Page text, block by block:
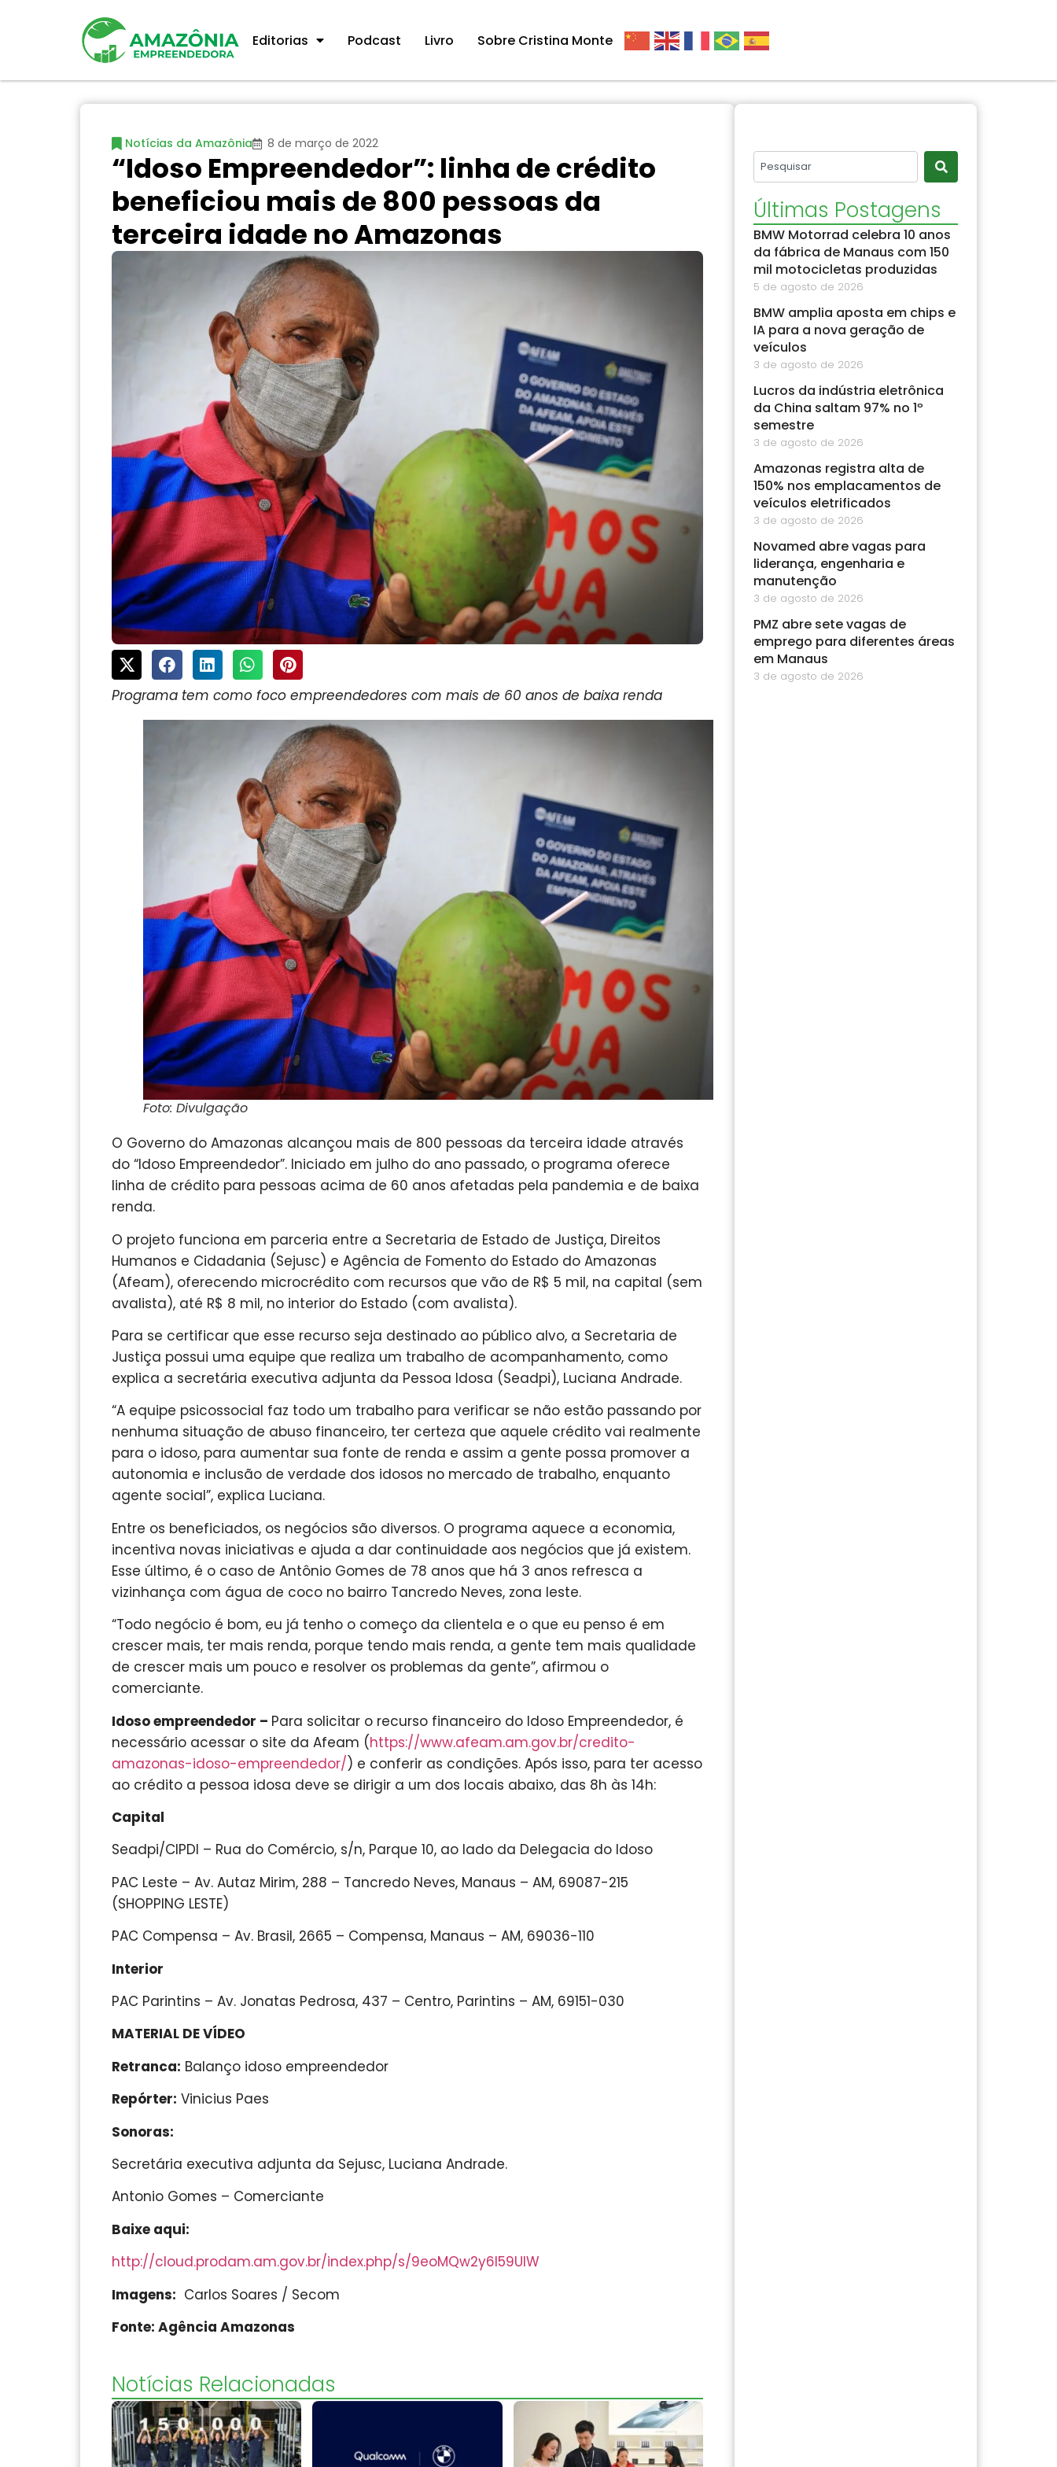
Editorias Podcast Livro Sobre Cristina Monte
Notícias da Amazônia 8 de março de 2022
“Idoso Empreendedor”: linha de crédito
beneficiou mais de 800 pessoas da
terceira idade no Amazonas
Programa tem como foco empreendedores com mais de 60 anos de baixa renda
Foto: Divulgação
O Governo do Amazonas alcançou mais de 800 pessoas da terceira idade através
do “Idoso Empreendedor”. Iniciado em julho do ano passado, o programa oferece
linha de crédito para pessoas acima de 60 anos afetadas pela pandemia e de baixa
renda.
O projeto funciona em parceria entre a Secretaria de Estado de Justiça, Direitos
Humanos e Cidadania (Sejusc) e Agência de Fomento do Estado do Amazonas
(Afeam), oferecendo microcrédito com recursos que vão de R$ 5 mil, na capital (sem
avalista), até R$ 8 mil, no interior do Estado (com avalista).
Para se certificar que esse recurso seja destinado ao público alvo, a Secretaria de
Justiça possui uma equipe que realiza um trabalho de acompanhamento, como
explica a secretária executiva adjunta da Pessoa Idosa (Seadpi), Luciana Andrade.
“A equipe psicossocial faz todo um trabalho para verificar se não estão passando por
nenhuma situação de abuso financeiro, ter certeza que aquele crédito vai realmente
para o idoso, para aumentar sua fonte de renda e assim a gente possa promover a
autonomia e inclusão de verdade dos idosos no mercado de trabalho, enquanto
agente social”, explica Luciana.
Entre os beneficiados, os negócios são diversos. O programa aquece a economia,
incentiva novas iniciativas e ajuda a dar continuidade aos negócios que já existem.
Esse último, é o caso de Antônio Gomes de 78 anos que há 3 anos refresca a
vizinhança com água de coco no bairro Tancredo Neves, zona leste.
“Todo negócio é bom, eu já tenho o começo da clientela e o que eu penso é em
crescer mais, ter mais renda, porque tendo mais renda, a gente tem mais qualidade
de crescer mais um pouco e resolver os problemas da gente”, afirmou o
comerciante.
Idoso empreendedor – Para solicitar o recurso financeiro do Idoso Empreendedor, é
necessário acessar o site da Afeam (https://www.afeam.am.gov.br/credito-
amazonas-idoso-empreendedor/) e conferir as condições. Após isso, para ter acesso
ao crédito a pessoa idosa deve se dirigir a um dos locais abaixo, das 8h às 14h:
Capital
Seadpi/CIPDI – Rua do Comércio, s/n, Parque 10, ao lado da Delegacia do Idoso
PAC Leste – Av. Autaz Mirim, 288 – Tancredo Neves, Manaus – AM, 69087-215
(SHOPPING LESTE)
PAC Compensa – Av. Brasil, 2665 – Compensa, Manaus – AM, 69036-110
Interior
PAC Parintins – Av. Jonatas Pedrosa, 437 – Centro, Parintins – AM, 69151-030
MATERIAL DE VÍDEO
Retranca: Balanço idoso empreendedor
Repórter: Vinicius Paes
Sonoras:
Secretária executiva adjunta da Sejusc, Luciana Andrade.
Antonio Gomes – Comerciante
Baixe aqui:
http://cloud.prodam.am.gov.br/index.php/s/9eoMQw2y6I59UIW
Imagens: Carlos Soares / Secom
Fonte: Agência Amazonas
Notícias Relacionadas
Últimas Postagens
BMW Motorrad celebra 10 anos
da fábrica de Manaus com 150
mil motocicletas produzidas
5 de agosto de 2026
BMW amplia aposta em chips e
IA para a nova geração de
veículos
3 de agosto de 2026
Lucros da indústria eletrônica
da China saltam 97% no 1º
semestre
3 de agosto de 2026
Amazonas registra alta de
150% nos emplacamentos de
veículos eletrificados
3 de agosto de 2026
Novamed abre vagas para
liderança, engenharia e
manutenção
3 de agosto de 2026
PMZ abre sete vagas de
emprego para diferentes áreas
em Manaus
3 de agosto de 2026